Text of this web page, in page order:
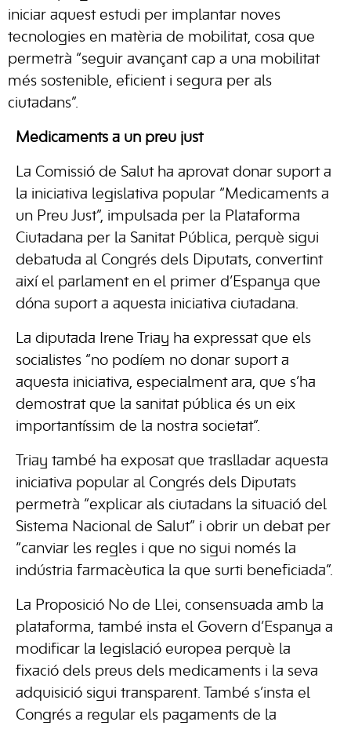
iniciar aquest estudi per implantar noves
tecnologies en matèria de mobilitat, cosa que
permetrà “seguir avançant cap a una mobilitat
més sostenible, eficient i segura per als
ciutadans”.
Medicaments a un preu just
La Comissió de Salut ha aprovat donar suport a
la iniciativa legislativa popular “Medicaments a
un Preu Just”, impulsada per la Plataforma
Ciutadana per la Sanitat Pública, perquè sigui
debatuda al Congrés dels Diputats, convertint
així el parlament en el primer d’Espanya que
dóna suport a aquesta iniciativa ciutadana.
La diputada Irene Triay ha expressat que els
socialistes “no podíem no donar suport a
aquesta iniciativa, especialment ara, que s’ha
demostrat que la sanitat pública és un eix
importantíssim de la nostra societat”.
Triay també ha exposat que traslladar aquesta
iniciativa popular al Congrés dels Diputats
permetrà “explicar als ciutadans la situació del
Sistema Nacional de Salut” i obrir un debat per
“canviar les regles i que no sigui només la
indústria farmacèutica la que surti beneficiada”.
La Proposició No de Llei, consensuada amb la
plataforma, també insta el Govern d’Espanya a
modificar la legislació europea perquè la
fixació dels preus dels medicaments i la seva
adquisició sigui transparent. També s’insta el
Congrés a regular els pagaments de la